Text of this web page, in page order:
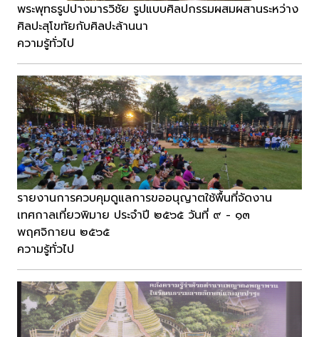
พระพุทธรูปปางมารวิชัย รูปแบบศิลปกรรมผสมผสานระหว่าง
ศิลปะสุโขทัยกับศิลปะล้านนา
ความรู้ทั่วไป
รายงานการควบคุมดูแลการขออนุญาตใช้พื้นที่จัดงาน
เทศกาลเที่ยวพิมาย ประจำปี ๒๕๖๕ วันที่ ๙ - ๑๓
พฤศจิกายน ๒๕๖๕
ความรู้ทั่วไป